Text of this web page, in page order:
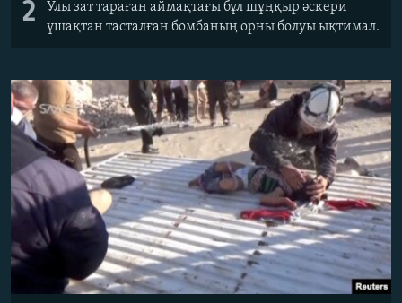
2
Улы зат тараған аймақтағы бұл шұңқыр әскери
ұшақтан тасталған бомбаның орны болуы ықтимал.